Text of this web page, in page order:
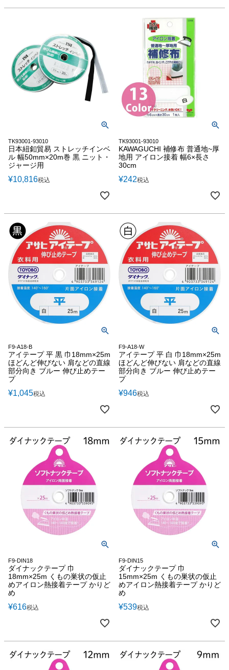
TK93001-93010
日本紐釦貿易 ストレッチインベ
ル 幅50mm×20m巻 黒 ニット・
ジャージ用
¥10,816税込
TK93001-93010
KAWAGUCHI 補修布 普通地~厚
地用 アイロン接着 幅6×長さ
30cm
¥242税込
F9-A18-B
アイテープ 平 黒 巾18mm×25m
ほどんど伸びない 肩などの直線
部分向き ブルー 伸び止めテー
プ
¥1,045税込
F9-A18-W
アイテープ 平 白 巾18mm×25m
ほどんど伸びない 肩などの直線
部分向き ブルー 伸び止めテー
プ
¥946税込
F9-DIN18
ダイナックテープ 巾
18mm×25m くもの巣状の仮止
めアイロン熱接着テープ かりど
め
¥616税込
F9-DIN15
ダイナックテープ 巾
15mm×25m くもの巣状の仮止
めアイロン熱接着テープ かりど
め
¥539税込